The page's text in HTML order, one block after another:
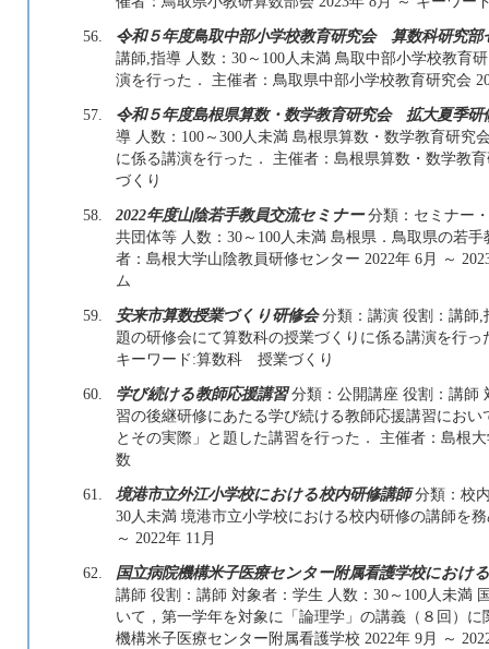
56.
令和５年度鳥取中部小学校教育研究会 算数科研究部
講師,指導 人数：30～100人未満 鳥取中部小学校教育
演を行った． 主催者：鳥取県中部小学校教育研究会
57.
令和５年度島根県算数・数学教育研究会 拡大夏季研
導 人数：100～300人未満 島根県算数・数学教育研究
に係る講演を行った． 主催者：島根県算数・数学教
づくり
58.
2022年度山陰若手教員交流セミナー分類：セミナー
共団体等 人数：30～100人未満 島根県．鳥取県の若
者：島根大学山陰教員研修センター 2022年 6月 ～
ム
59.
安来市算数授業づくり研修会分類：講演 役割：講師,
題の研修会にて算数科の授業づくりに係る講演を行
キーワード:算数科 授業づくり
60.
学び続ける教師応援講習分類：公開講座 役割：講師
習の後継研修にあたる学び続ける教師応援講習にお
とその実際」と題した講習を行った． 主催者：島根
数
61.
境港市立外江小学校における校内研修講師分類：校
30人未満 境港市立小学校における校内研修の講師を
～ 2022年 11月
62.
国立病院機構米子医療センター附属看護学校におけ
講師 役割：講師 対象者：学生 人数：30～100人未満
いて，第一学年を対象に「論理学」の講義（８回）
機構米子医療センター附属看護学校 2022年 9月 ～